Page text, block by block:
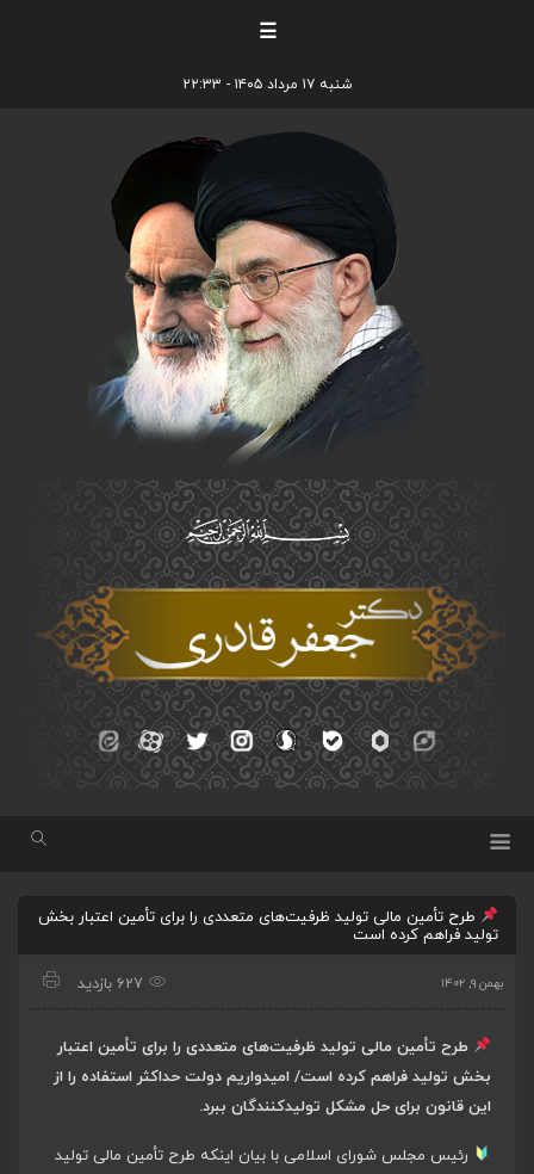
☰
شنبه ۱۷ مرداد ۱۴۰۵ - ۲۲:۳۳
طرح تأمین مالی تولید ظرفیت‌های متعددی را برای تأمین اعتبار بخش
تولید فراهم کرده است
بهمن ۹, ۱۴۰۲ 627 بازدید
طرح تأمین مالی تولید ظرفیت‌های متعددی را برای تأمین اعتبار
بخش تولید فراهم کرده است/ امیدواریم دولت حداکثر استفاده را از
این قانون برای حل مشکل تولیدکنندگان ببرد.
رئیس مجلس شورای اسلامی با بیان اینکه طرح تأمین مالی تولید